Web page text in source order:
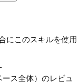
にこのスキルを使用
ス全体）のレビュ